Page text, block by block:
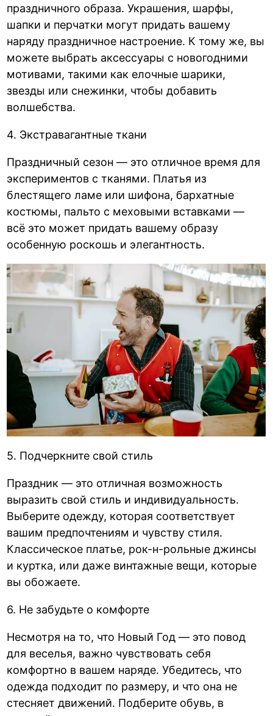
праздничного образа. Украшения, шарфы,
шапки и перчатки могут придать вашему
наряду праздничное настроение. К тому же, вы
можете выбрать аксессуары с новогодними
мотивами, такими как елочные шарики,
звезды или снежинки, чтобы добавить
волшебства.
4. Экстравагантные ткани
Праздничный сезон — это отличное время для
экспериментов с тканями. Платья из
блестящего ламе или шифона, бархатные
костюмы, пальто с меховыми вставками —
всё это может придать вашему образу
особенную роскошь и элегантность.
5. Подчеркните свой стиль
Праздник — это отличная возможность
выразить свой стиль и индивидуальность.
Выберите одежду, которая соответствует
вашим предпочтениям и чувству стиля.
Классическое платье, рок-н-рольные джинсы
и куртка, или даже винтажные вещи, которые
вы обожаете.
6. Не забудьте о комфорте
Несмотря на то, что Новый Год — это повод
для веселья, важно чувствовать себя
комфортно в вашем наряде. Убедитесь, что
одежда подходит по размеру, и что она не
стесняет движений. Подберите обувь, в